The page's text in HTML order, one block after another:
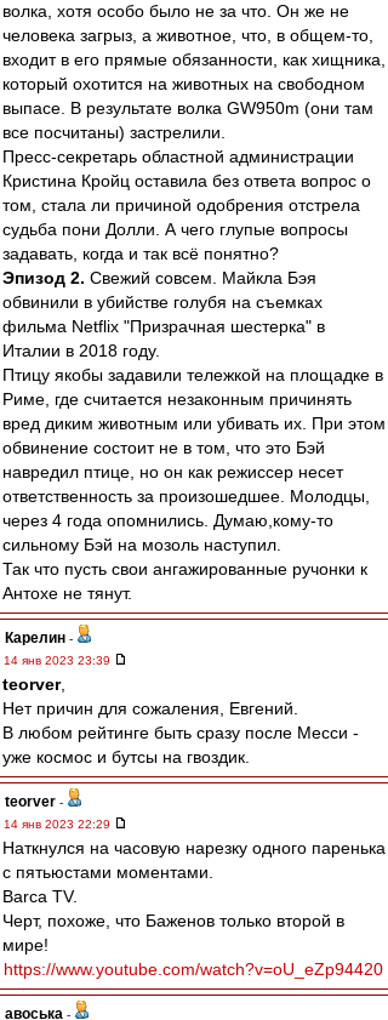
волка, хотя особо было не за что. Он же не
человека загрыз, а животное, что, в общем-то,
входит в его прямые обязанности, как хищника,
который охотится на животных на свободном
выпасе. В результате волка GW950m (они там
все посчитаны) застрелили.
Пресс-секретарь областной администрации
Кристина Кройц оставила без ответа вопрос о
том, стала ли причиной одобрения отстрела
судьба пони Долли. А чего глупые вопросы
задавать, когда и так всё понятно?
Эпизод 2. Свежий совсем. Майкла Бэя
обвинили в убийстве голубя на съемках
фильма Netflix "Призрачная шестерка" в
Италии в 2018 году.
Птицу якобы задавили тележкой на площадке в
Риме, где считается незаконным причинять
вред диким животным или убивать их. При этом
обвинение состоит не в том, что это Бэй
навредил птице, но он как режиссер несет
ответственность за произошедшее. Молодцы,
через 4 года опомнились. Думаю,кому-то
сильному Бэй на мозоль наступил.
Так что пусть свои ангажированные ручонки к
Антохе не тянут.
Карелин -
14 янв 2023 23:39
teorver,
Нет причин для сожаления, Евгений.
В любом рейтинге быть сразу после Месси -
уже космос и бутсы на гвоздик.
teorver -
14 янв 2023 22:29
Наткнулся на часовую нарезку одного паренька
с пятьюстами моментами.
Barca TV.
Черт, похоже, что Баженов только второй в
мире!
https://www.youtube.com/watch?v=oU_eZp94420
авоська -